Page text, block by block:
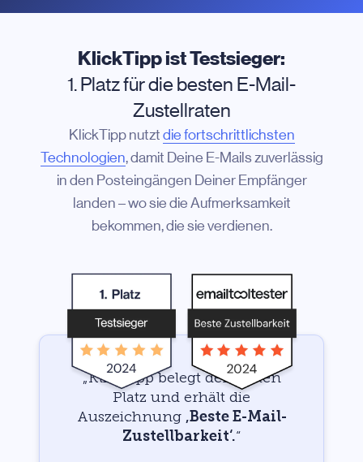
KlickTipp ist Testsieger:
1. Platz für die besten E-Mail-
Zustellraten
KlickTipp nutzt die fortschrittlichsten
Technologien, damit Deine E-Mails zuverlässig
in den Posteingängen Deiner Empfänger
landen – wo sie die Aufmerksamkeit
bekommen, die sie verdienen.
„KlickTipp belegt den ersten
Platz und erhält die
Auszeichnung ‚Beste E-Mail-
Zustellbarkeit‘.“